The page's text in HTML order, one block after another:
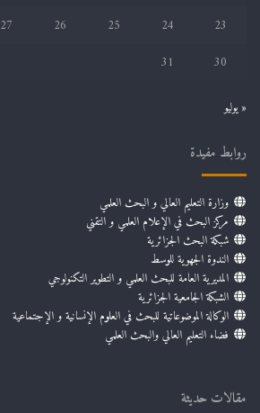
23
24
25
26
27
30
31
« يوليو
روابط مفيدة
وزارة التعليم العالي و البحث العلمي
مركز البحث في الإعلام العلمي و التقني
شبكة البحث الجزائرية
الندوة الجهوية للوسط
المديرية العامة للبحث العلمي و التطوير التكنولوجي
الشبكة الجامعية الجزائرية
الوكالة الموضوعاتية للبحث في العلوم الإنسانية و الإجتماعية
فضاء التعليم العالي والبحث العلمي
مقالات حديثة